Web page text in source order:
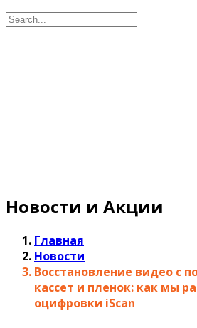
Новости и Акции
Главная
Новости
Восстановление видео с
кассет и пленок: как мы
оцифровки iScan